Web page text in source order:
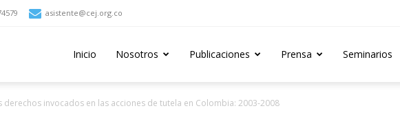
asistente@cej.org.co
Inicio Nosotros Publicaciones Prensa Seminarios
derechos invocados en las acciones de tutela en Colombia: 2003-2008